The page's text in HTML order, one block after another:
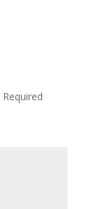
Required